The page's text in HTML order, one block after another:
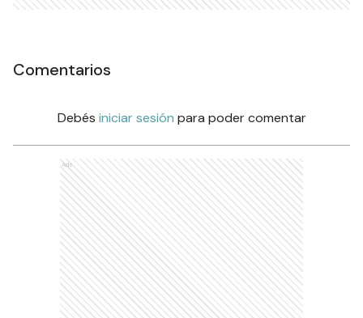
Comentarios
Debés iniciar sesión para poder comentar
Ads